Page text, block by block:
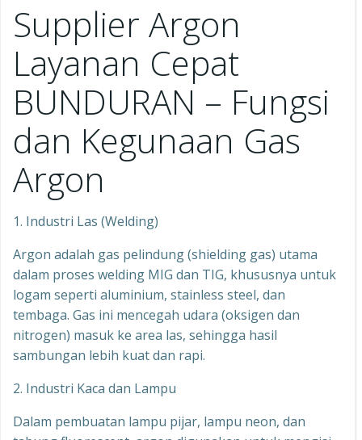
Supplier Argon
Layanan Cepat
BUNDURAN – Fungsi
dan Kegunaan Gas
Argon
1. Industri Las (Welding)
Argon adalah gas pelindung (shielding gas) utama
dalam proses welding MIG dan TIG, khususnya untuk
logam seperti aluminium, stainless steel, dan
tembaga. Gas ini mencegah udara (oksigen dan
nitrogen) masuk ke area las, sehingga hasil
sambungan lebih kuat dan rapi.
2. Industri Kaca dan Lampu
Dalam pembuatan lampu pijar, lampu neon, dan